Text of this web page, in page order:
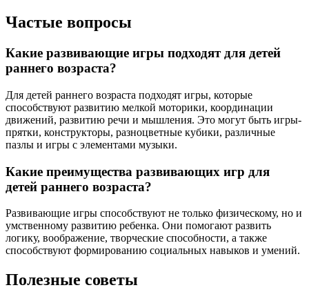
Частые вопросы
Какие развивающие игры подходят для детей
раннего возраста?
Для детей раннего возраста подходят игры, которые
способствуют развитию мелкой моторики, координации
движений, развитию речи и мышления. Это могут быть игры-
прятки, конструкторы, разноцветные кубики, различные
пазлы и игры с элементами музыки.
Какие преимущества развивающих игр для
детей раннего возраста?
Развивающие игры способствуют не только физическому, но и
умственному развитию ребенка. Они помогают развить
логику, воображение, творческие способности, а также
способствуют формированию социальных навыков и умений.
Полезные советы